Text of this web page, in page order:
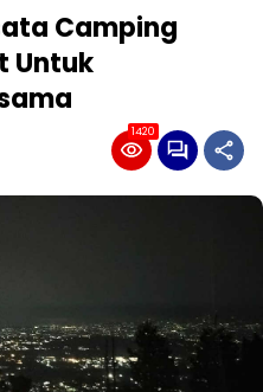
Camping
Untuk
1420